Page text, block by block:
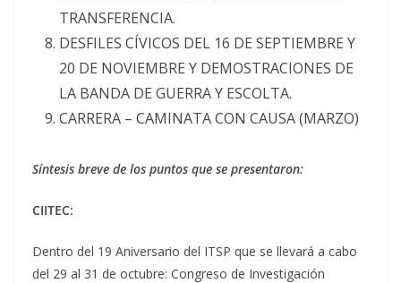
TRANSFERENCIA.
DESFILES CÍVICOS DEL 16 DE SEPTIEMBRE Y
20 DE NOVIEMBRE Y DEMOSTRACIONES DE
LA BANDA DE GUERRA Y ESCOLTA.
CARRERA – CAMINATA CON CAUSA (MARZO)
Síntesis breve de los puntos que se presentaron:
CIITEC:
Dentro del 19 Aniversario del ITSP que se llevará a cabo
del 29 al 31 de octubre: Congreso de Investigación